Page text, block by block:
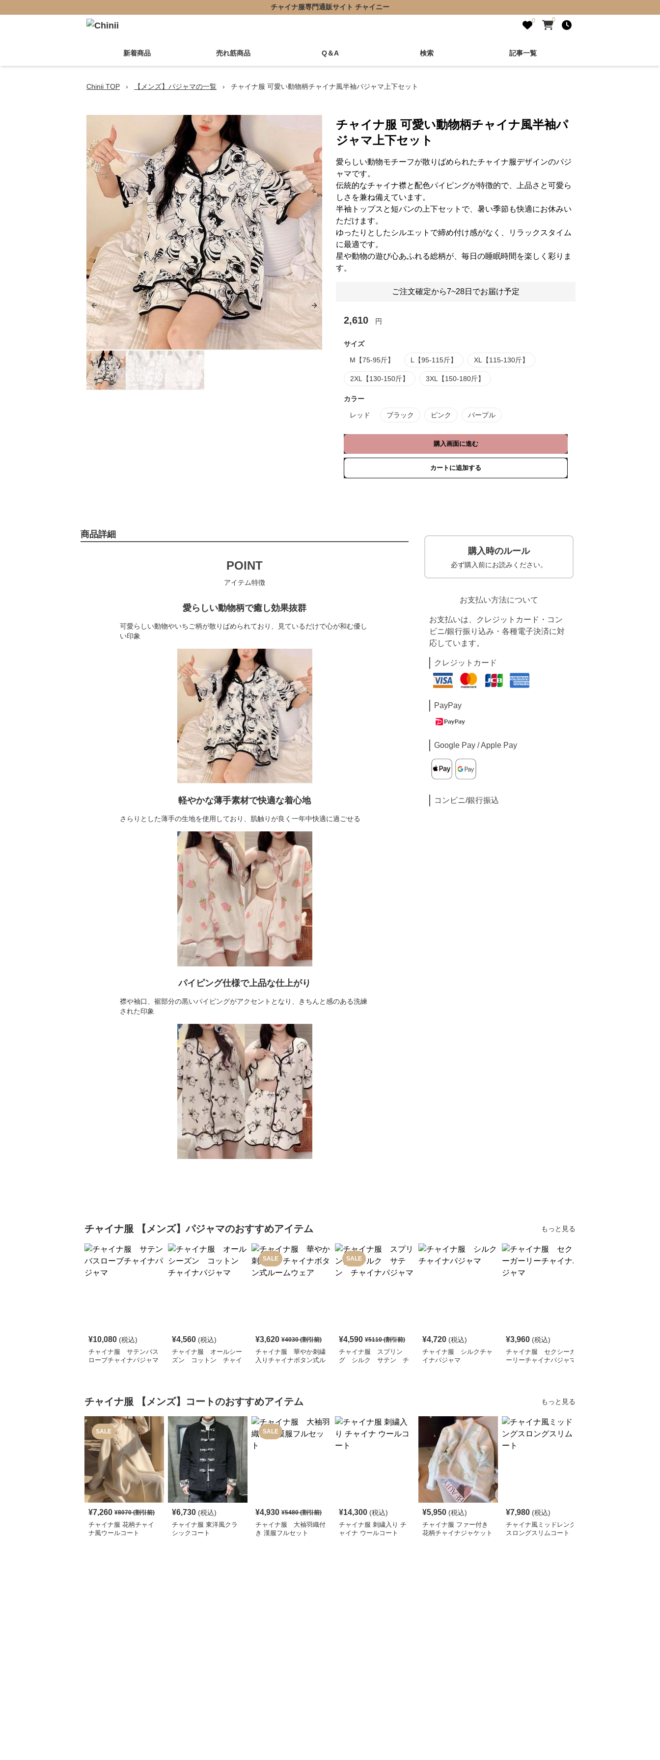
チャイナ服専門通販サイト チャイニー
0 0
新着商品 売れ筋商品 Q＆A 検索 記事一覧
Chinii TOP › 【メンズ】パジャマの一覧 › チャイナ服 可愛い動物柄チャイナ風半袖パジャマ上下セット
Previous slide Next slide
チャイナ服 可愛い動物柄チャイナ風半袖パ
ジャマ上下セット
愛らしい動物モチーフが散りばめられたチャイナ服デザインのパジ
ャマです。
伝統的なチャイナ襟と配色パイピングが特徴的で、上品さと可愛ら
しさを兼ね備えています。
半袖トップスと短パンの上下セットで、暑い季節も快適にお休みい
ただけます。
ゆったりとしたシルエットで締め付け感がなく、リラックスタイム
に最適です。
星や動物の遊び心あふれる総柄が、毎日の睡眠時間を楽しく彩りま
す。
ご注文確定から7~28日でお届け予定
2,610 円
サイズ
M【75-95斤】 L【95-115斤】 XL【115-130斤】
2XL【130-150斤】 3XL【150-180斤】
カラー
レッド ブラック ピンク パープル
購入画面に進む
カートに追加する
商品詳細
POINT
アイテム特徴
愛らしい動物柄で癒し効果抜群
可愛らしい動物やいちご柄が散りばめられており、見ているだけで心が和む優し
い印象
軽やかな薄手素材で快適な着心地
さらりとした薄手の生地を使用しており、肌触りが良く一年中快適に過ごせる
パイピング仕様で上品な仕上がり
襟や袖口、裾部分の黒いパイピングがアクセントとなり、きちんと感のある洗練
された印象
購入時のルール
必ず購入前にお読みください。
お支払い方法について
お支払いは、クレジットカード・コン
ビニ/銀行振り込み・各種電子決済に対
応しています。
クレジットカード
PayPay
Google Pay / Apple Pay
コンビニ/銀行振込
チャイナ服 【メンズ】パジャマのおすすめアイテム もっと見る
¥10,080 (税込)
チャイナ服 サテンバス
ローブチャイナパジャマ
¥4,560 (税込)
チャイナ服 オールシー
ズン コットン チャイ
SALE
¥3,620 ¥4030(割引前)
チャイナ服 華やか刺繍
入りチャイナボタン式ル
SALE
¥4,590 ¥5110(割引前)
チャイナ服 スプリン
グ シルク サテン チ
¥4,720 (税込)
チャイナ服 シルクチャ
イナパジャマ
¥3,960 (税込)
チャイナ服 セクシーガ
ーリーチャイナパジャマ
チャイナ服 【メンズ】コートのおすすめアイテム もっと見る
SALE
¥7,260 ¥8070(割引前)
チャイナ服 花柄チャイ
ナ風ウールコート
¥6,730 (税込)
チャイナ服 東洋風クラ
シックコート
SALE
¥4,930 ¥5480(割引前)
チャイナ服 大袖羽織付
き 漢服フルセット
¥14,300 (税込)
チャイナ服 刺繍入り チ
ャイナ ウールコート
¥5,950 (税込)
チャイナ服 ファー付き
花柄チャイナジャケット
¥7,980 (税込)
チャイナ風ミッドレング
スロングスリムコート